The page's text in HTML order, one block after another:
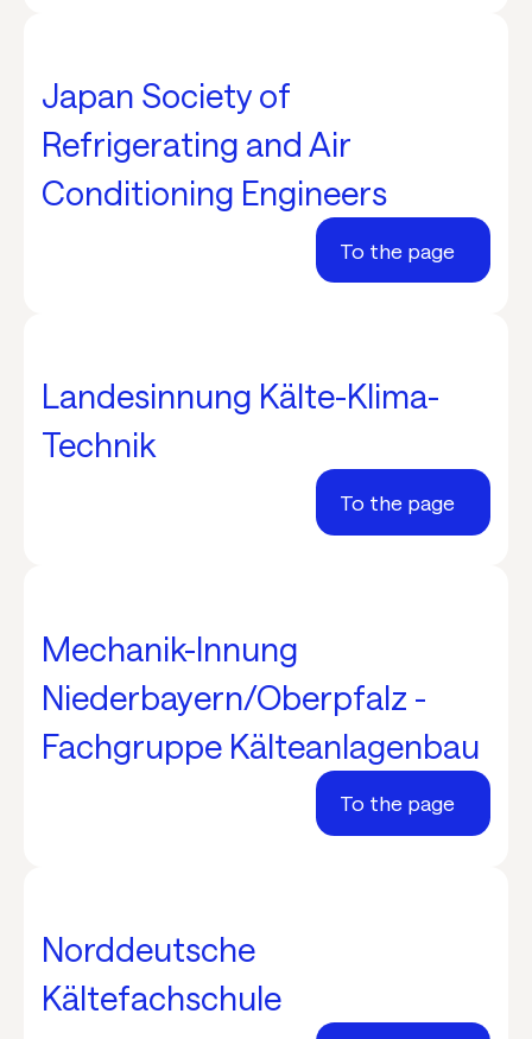
Japan Society of
Refrigerating and Air
Conditioning Engineers
To the page
Landesinnung Kälte-Klima-
Technik
To the page
Mechanik-Innung
Niederbayern/Oberpfalz -
Fachgruppe Kälteanlagenbau
To the page
Norddeutsche
Kältefachschule